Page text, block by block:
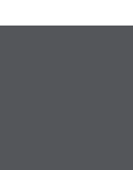
anonym.
wie